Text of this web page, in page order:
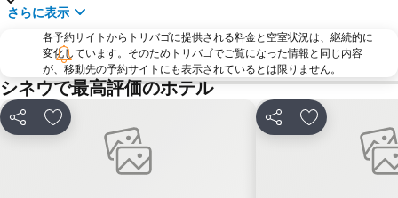
さらに表示
各予約サイトからトリバゴに提供される料金と空室状況は、継続的に
変化しています。そのためトリバゴでご覧になった情報と同じ内容
が、移動先の予約サイトにも表示されているとは限りません。
シネウで最高評価のホテル
シェア お気に入りに追加 シェア お気に入りに